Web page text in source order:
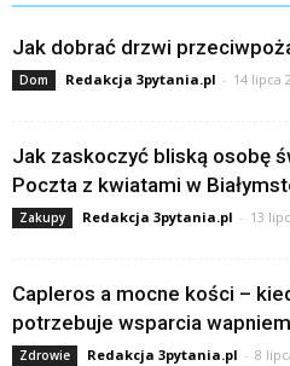
Jak dobrać drzwi
Dom Redakcja 3pytania.pl - 14 lipca
Jak zaskoczyć bliską osobę
Poczta z kwiatami w
Zakupy Redakcja 3pytania.pl - 13
Capleros a mocne kości –
potrzebuje wsparcia
Zdrowie Redakcja 3pytania.pl - 8